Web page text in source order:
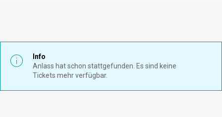
Info
Anlass hat schon stattgefunden. Es sind keine
Tickets mehr verfügbar.